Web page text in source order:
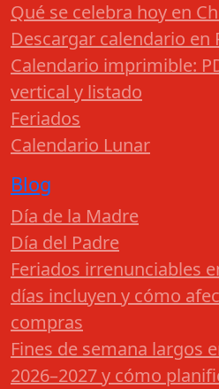
Qué se celebra hoy en
Descargar calendario en
Calendario imprimible:
vertical y listado
Feriados
Calendario Lunar
Blog
Día de la Madre
Día del Padre
Feriados irrenunciables
días incluyen y cómo
compras
Fines de semana largos
2026–2027 y cómo